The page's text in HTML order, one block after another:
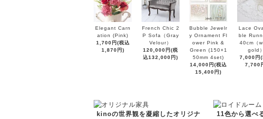
Elegant Carn
ation (Pink)
1,700円(税込
1,870円)
French Chic 2
P Sofa（Gray
Velour）
120,000円(税
込132,000円)
Bubble Jewelr
y Ornament Fl
ower Pink &
Green (150×1
50mm 4set)
14,000円(税込
15,400円)
Lace
ble
40cm（
gold）
7,000円(
7,700
kinoの世界観を凝縮したオリジナ
11色から選べ